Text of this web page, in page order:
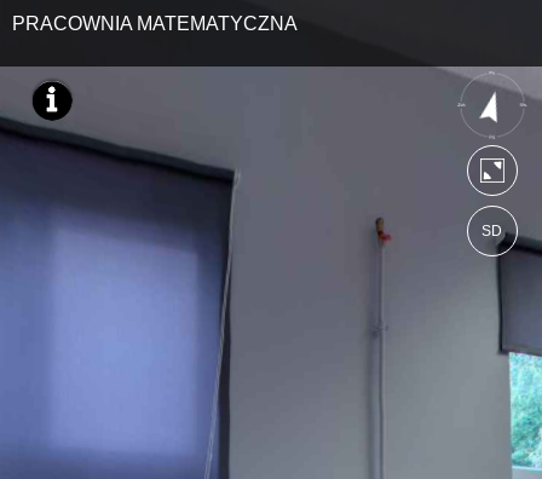
https://ebratne.wkraj.pl
PRACOWNIA MATEMATYCZNA
SD